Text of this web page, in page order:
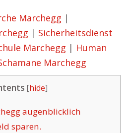
Marchegg |
| Sicherheitsdienst
Marchegg | Human
Marchegg
[hide]
augenblicklich
sparen.